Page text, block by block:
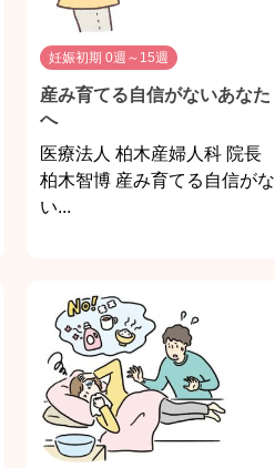
妊娠初期 0週～15週
産み育てる自信がないあなた
へ
医療法人 柏木産婦人科 院長
柏木智博 産み育てる自信がな
い...